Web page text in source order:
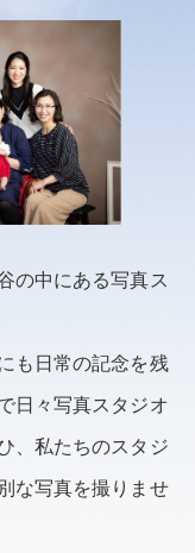
の中にある写真ス
も日常の記念を残
日々写真スタジオ
、私たちのスタジ
な写真を撮りませ